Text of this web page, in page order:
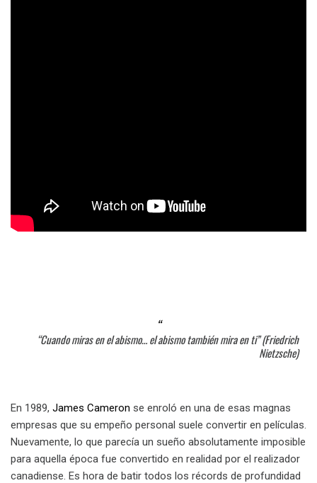
“Cuando miras en el abismo… el abismo también mira en ti” (Friedrich
Nietzsche)
En 1989, James Cameron se enroló en una de esas magnas
empresas que su empeño personal suele convertir en películas.
Nuevamente, lo que parecía un sueño absolutamente imposible
para aquella época fue convertido en realidad por el realizador
canadiense. Es hora de batir todos los récords de profundidad